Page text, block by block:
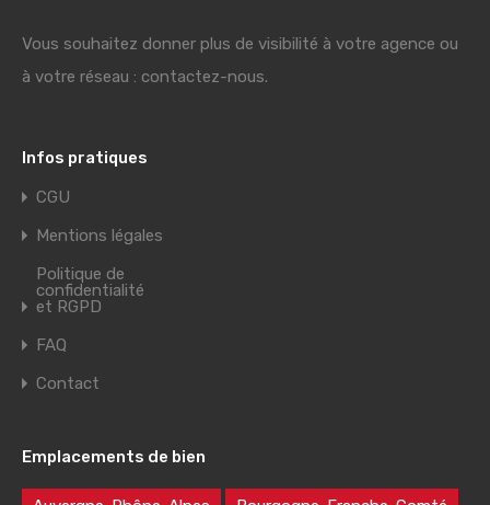
Vous souhaitez donner plus de visibilité à votre agence ou
à votre réseau : contactez-nous.
Infos pratiques
CGU
Mentions légales
Politique de
confidentialité
et RGPD
FAQ
Contact
Emplacements de bien